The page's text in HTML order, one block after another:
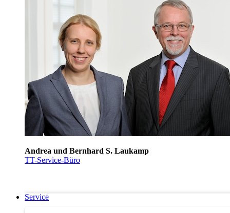
Andrea und Bernhard S. Laukamp
TT-Service-Büro
Service